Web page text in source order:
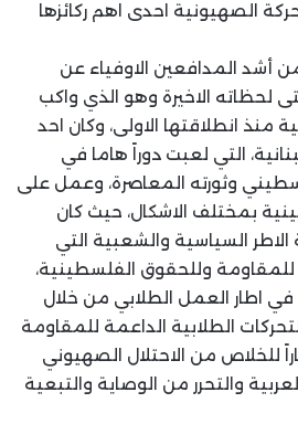
الصهيونية احدى اهم ركائزها
أشد المدافعين الاوفياء عن
لحظاته الاخيرة وهو الذي واكب
منذ انطلاقتها الاولى، وكان احد
التي لعبت دوراً هاما في
وثورته المعاصرة، وعمل على
بمختلف الاشكال، حيث كان
السياسية والشعبية التي
وللحقوق الفلسطينية،
اطار العمل الطلابي من خلال
الطلابية الداعمة للمقاومة
للخلاص من الاحتلال الصهيوني
والتحرر من الوصاية والتبعية